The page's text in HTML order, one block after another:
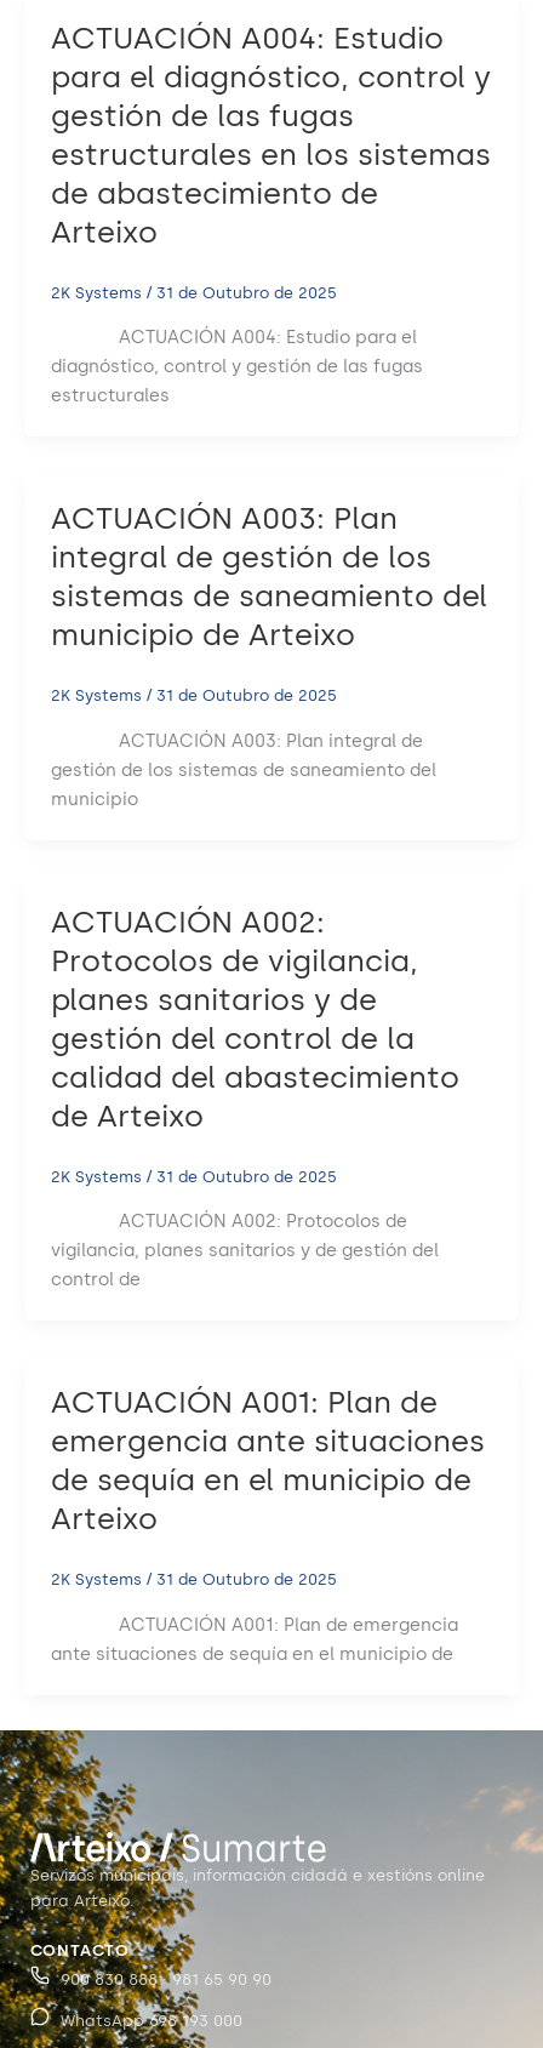
ACTUACIÓN A004: Estudio
para el diagnóstico, control y
gestión de las fugas
estructurales en los sistemas
de abastecimiento de
Arteixo
2K Systems / 31 de Outubro de 2025
ACTUACIÓN A004: Estudio para el
diagnóstico, control y gestión de las fugas
estructurales
ACTUACIÓN A003: Plan
integral de gestión de los
sistemas de saneamiento del
municipio de Arteixo
2K Systems / 31 de Outubro de 2025
ACTUACIÓN A003: Plan integral de
gestión de los sistemas de saneamiento del
municipio
ACTUACIÓN A002:
Protocolos de vigilancia,
planes sanitarios y de
gestión del control de la
calidad del abastecimiento
de Arteixo
2K Systems / 31 de Outubro de 2025
ACTUACIÓN A002: Protocolos de
vigilancia, planes sanitarios y de gestión del
control de
ACTUACIÓN A001: Plan de
emergencia ante situaciones
de sequía en el municipio de
Arteixo
2K Systems / 31 de Outubro de 2025
ACTUACIÓN A001: Plan de emergencia
ante situaciones de sequía en el municipio de
Servizos municipais, información cidadá e xestións online
para Arteixo.
CONTACTO
900 830 888 · 981 65 90 90
WhatsApp 698 193 000